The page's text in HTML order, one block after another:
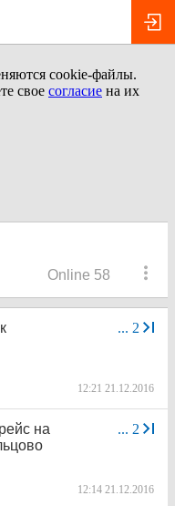
cookie-файлы.
свое согласие на их
Online 58
... 2
12:21 21.12.2016
... 2
на
12:14 21.12.2016